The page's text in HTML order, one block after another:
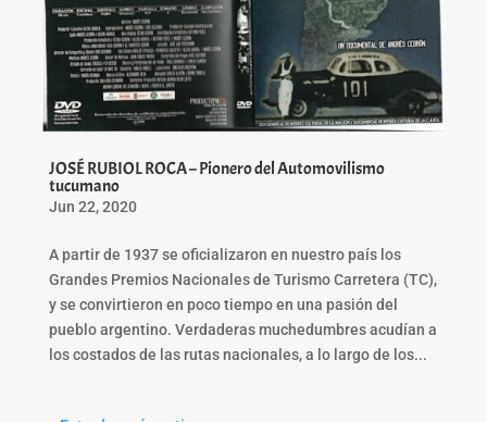
JOSÉ RUBIOL ROCA – Pionero del Automovilismo
tucumano
Jun 22, 2020
A partir de 1937 se oficializaron en nuestro país los
Grandes Premios Nacionales de Turismo Carretera (TC),
y se convirtieron en poco tiempo en una pasión del
pueblo argentino. Verdaderas muchedumbres acudían a
los costados de las rutas nacionales, a lo largo de los...